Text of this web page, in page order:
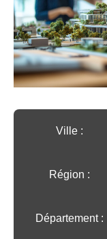
Ville :️
Région :️
Département :